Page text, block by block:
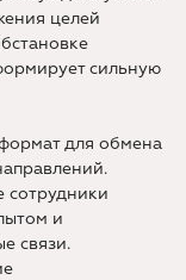
целей
сильную
для обмена
сотрудники
и
связи.